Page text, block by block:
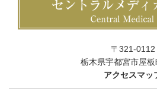
〒321-0112
栃木県宇都宮市屋
アクセスマッ